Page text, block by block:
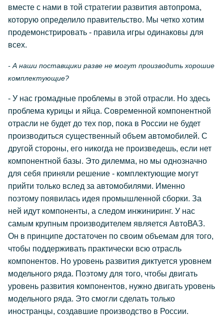
вместе с нами в той стратегии развития автопрома,
которую определило правительство. Мы четко хотим
продемонстрировать - правила игры одинаковы для
всех.
- А наши поставщики разве не могут производить хорошие
комплектующие?
- У нас громадные проблемы в этой отрасли. Но здесь
проблема курицы и яйца. Современной компонентной
отрасли не будет до тех пор, пока в России не будет
производиться существенный объем автомобилей. С
другой стороны, его никогда не произведешь, если нет
компонентной базы. Это дилемма, но мы однозначно
для себя приняли решение - комплектующие могут
прийти только вслед за автомобилями. Именно
поэтому появилась идея промышленной сборки. За
ней идут компоненты, а следом инжиниринг. У нас
самым крупным производителем является АвтоВАЗ.
Он в принципе достаточен по своим объемам для того,
чтобы поддерживать практически всю отрасль
компонентов. Но уровень развития диктуется уровнем
модельного ряда. Поэтому для того, чтобы двигать
уровень развития компонентов, нужно двигать уровень
модельного ряда. Это смогли сделать только
иностранцы, создавшие производство в России.